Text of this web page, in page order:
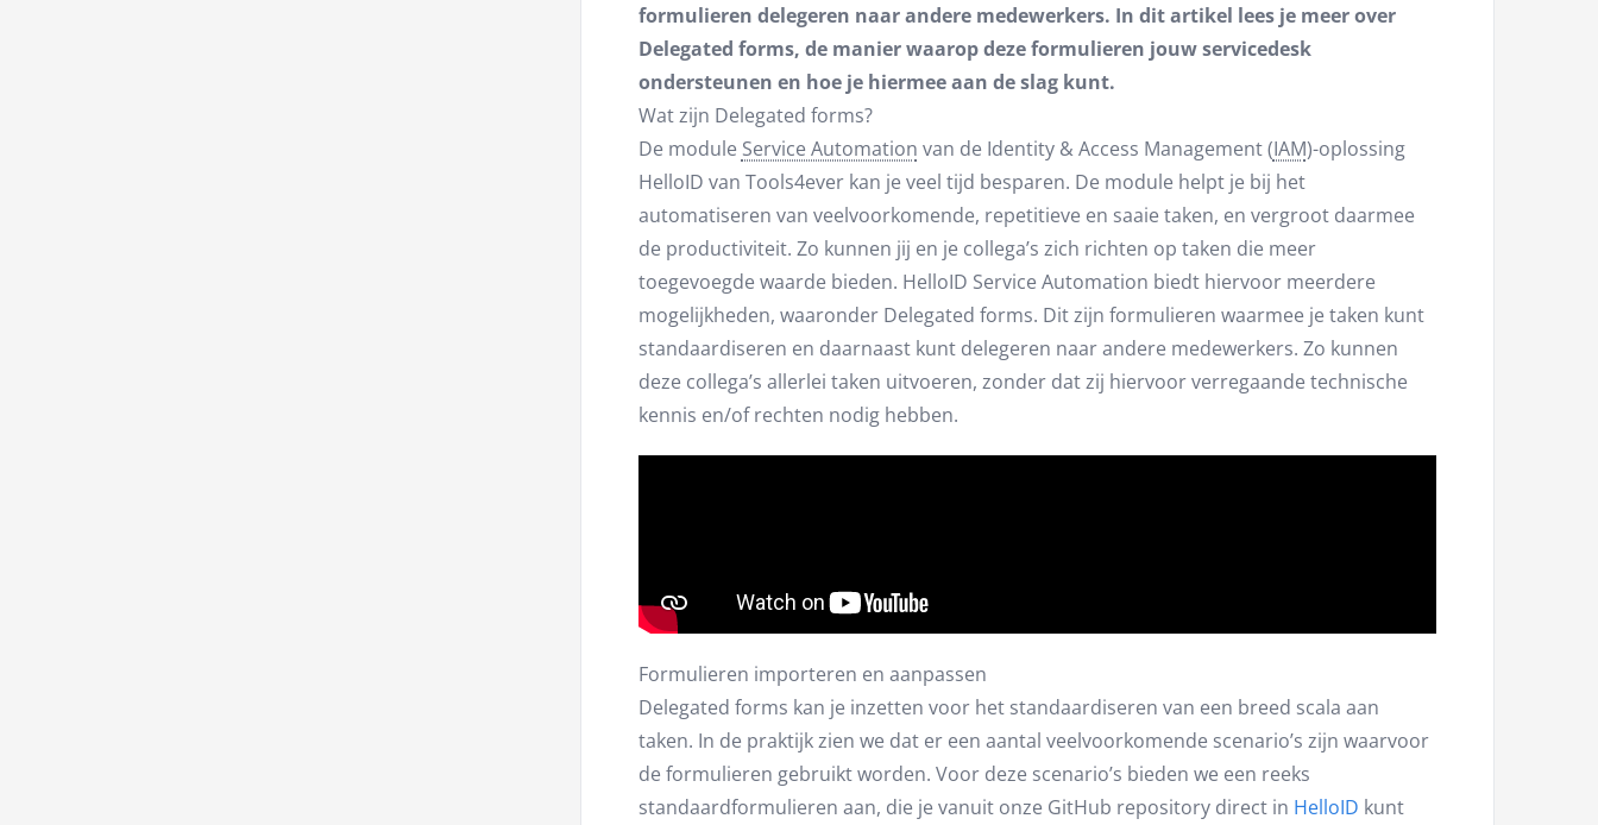
formulieren delegeren naar andere medewerkers. In dit artikel lees je meer over
Delegated forms, de manier waarop deze formulieren jouw servicedesk
ondersteunen en hoe je hiermee aan de slag kunt.
Wat zijn Delegated forms?
De module Service Automation van de Identity & Access Management (IAM)-oplossing
HelloID van Tools4ever kan je veel tijd besparen. De module helpt je bij het
automatiseren van veelvoorkomende, repetitieve en saaie taken, en vergroot daarmee
de productiviteit. Zo kunnen jij en je collega’s zich richten op taken die meer
toegevoegde waarde bieden. HelloID Service Automation biedt hiervoor meerdere
mogelijkheden, waaronder Delegated forms. Dit zijn formulieren waarmee je taken kunt
standaardiseren en daarnaast kunt delegeren naar andere medewerkers. Zo kunnen
deze collega’s allerlei taken uitvoeren, zonder dat zij hiervoor verregaande technische
kennis en/of rechten nodig hebben.
Formulieren importeren en aanpassen
Delegated forms kan je inzetten voor het standaardiseren van een breed scala aan
taken. In de praktijk zien we dat er een aantal veelvoorkomende scenario’s zijn waarvoor
de formulieren gebruikt worden. Voor deze scenario’s bieden we een reeks
standaardformulieren aan, die je vanuit onze GitHub repository direct in HelloID kunt